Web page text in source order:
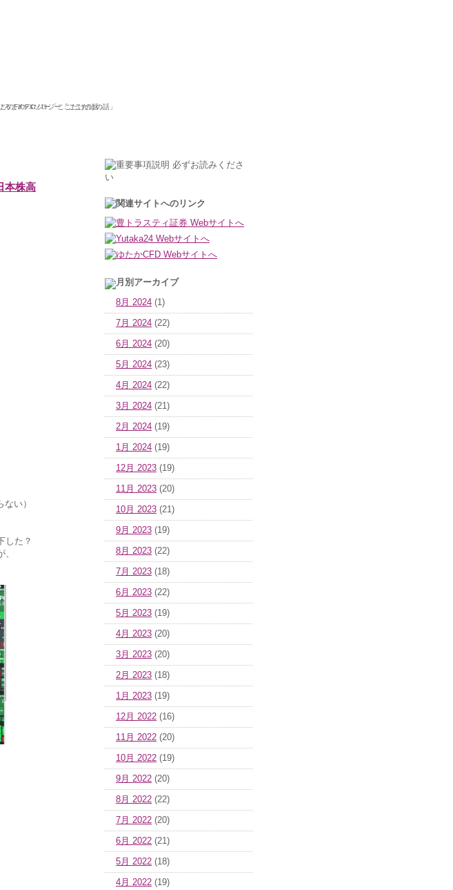
のFXソロジー「ここだけの話」
本株高
い）
した？
8月 2024 (1)
7月 2024 (22)
6月 2024 (20)
5月 2024 (23)
4月 2024 (22)
3月 2024 (21)
2月 2024 (19)
1月 2024 (19)
12月 2023 (19)
11月 2023 (20)
10月 2023 (21)
9月 2023 (19)
8月 2023 (22)
7月 2023 (18)
6月 2023 (22)
5月 2023 (19)
4月 2023 (20)
3月 2023 (20)
2月 2023 (18)
1月 2023 (19)
12月 2022 (16)
11月 2022 (20)
10月 2022 (19)
9月 2022 (20)
8月 2022 (22)
7月 2022 (20)
6月 2022 (21)
5月 2022 (18)
4月 2022 (19)